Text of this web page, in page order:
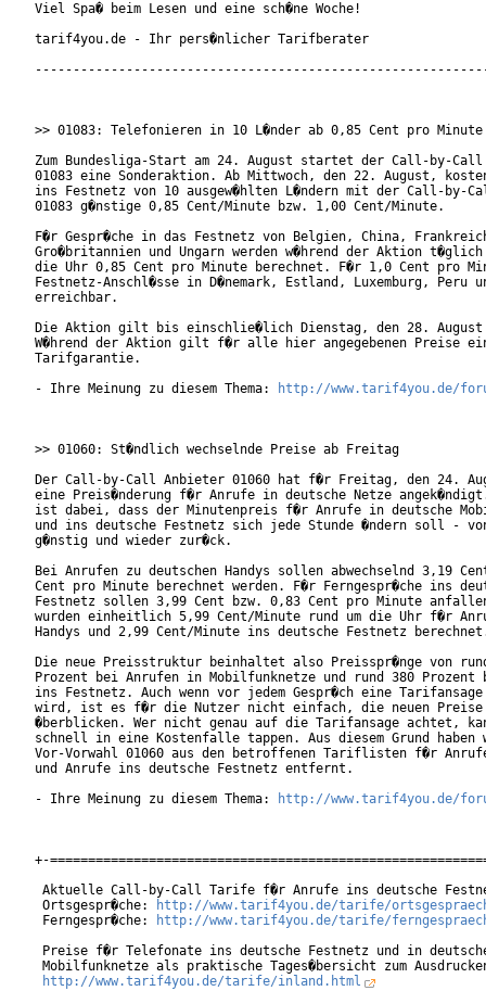
Viel Spa� beim Lesen und eine sch�ne Woche!
tarif4you.de - Ihr pers�nlicher Tarifberater
>> 01083: Telefonieren in 10 L�nder ab 0,85 Cent pro Minute
Zum Bundesliga-Start am 24. August startet der Call-by-
01083 eine Sonderaktion. Ab Mittwoch, den 22. August,
ins Festnetz von 10 ausgew�hlten L�ndern mit der Call-by-
01083 g�nstige 0,85 Cent/Minute bzw. 1,00 Cent/Minute.
F�r Gespr�che in das Festnetz von Belgien, China,
Gro�britannien und Ungarn werden w�hrend der Aktion t�glich
die Uhr 0,85 Cent pro Minute berechnet. F�r 1,0 Cent pro
Festnetz-Anschl�sse in D�nemark, Estland, Luxemburg, Peru
erreichbar.
Die Aktion gilt bis einschlie�lich Dienstag, den 28. August
W�hrend der Aktion gilt f�r alle hier angegebenen Preise
Tarifgarantie.
- Ihre Meinung zu diesem Thema:
http://www.tarif4you.de/
>> 01060: St�ndlich wechselnde Preise ab Freitag
Der Call-by-Call Anbieter 01060 hat f�r Freitag, den 24.
eine Preis�nderung f�r Anrufe in deutsche Netze
ist dabei, dass der Minutenpreis f�r Anrufe in deutsche
und ins deutsche Festnetz sich jede Stunde �ndern soll -
g�nstig und wieder zur�ck.
Bei Anrufen zu deutschen Handys sollen abwechselnd 3,19
Cent pro Minute berechnet werden. F�r Ferngespr�che ins
Festnetz sollen 3,99 Cent bzw. 0,83 Cent pro Minute
wurden einheitlich 5,99 Cent/Minute rund um die Uhr f�r
Handys und 2,99 Cent/Minute ins deutsche Festnetz
Die neue Preisstruktur beinhaltet also Preisspr�nge von
Prozent bei Anrufen in Mobilfunknetze und rund 380 Prozent
ins Festnetz. Auch wenn vor jedem Gespr�ch eine
wird, ist es f�r die Nutzer nicht einfach, die neuen Preise
�berblicken. Wer nicht genau auf die Tarifansage achtet,
schnell in eine Kostenfalle tappen. Aus diesem Grund
Vor-Vorwahl 01060 aus den betroffenen Tariflisten f�r
und Anrufe ins deutsche Festnetz entfernt.
- Ihre Meinung zu diesem Thema:
http://www.tarif4you.de/
+-
Aktuelle Call-by-Call Tarife f�r Anrufe ins deutsche
Ortsgespr�che:
http://www.tarif4you.de/tarife/
Ferngespr�che:
http://www.tarif4you.de/tarife/
Preise f�r Telefonate ins deutsche Festnetz und in
Mobilfunknetze als praktische Tages�bersicht zum
http://www.tarif4you.de/tarife/inland.html